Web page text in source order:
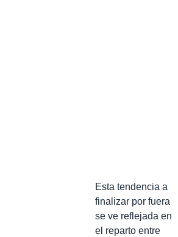
Esta tendencia a
finalizar por fuera
se ve reflejada en
el reparto entre